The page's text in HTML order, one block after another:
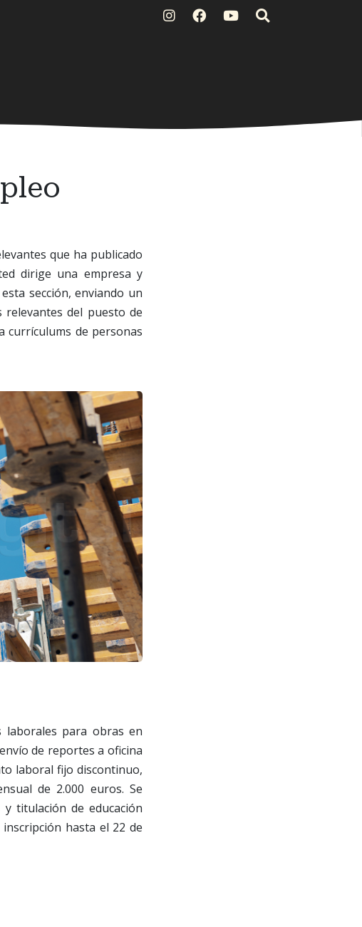
que ha publicado
dirige una empresa y
sección, enviando un
relevantes del puesto de
currículums de personas
laborales para obras en
de reportes a oficina
laboral fijo discontinuo,
de 2.000 euros. Se
titulación de educación
hasta el 22 de